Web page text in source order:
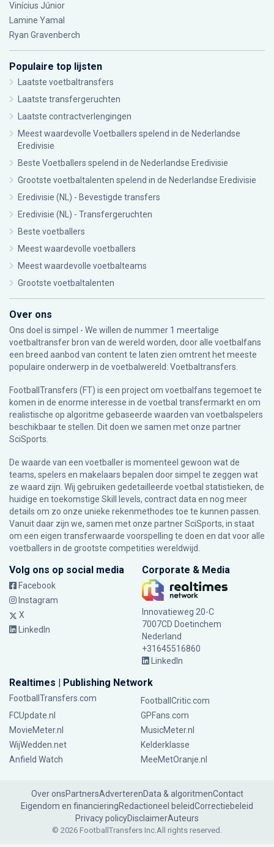
Vinícius Júnior
Lamine Yamal
Ryan Gravenberch
Populaire top lijsten
Laatste voetbaltransfers
Laatste transfergeruchten
Laatste contractverlengingen
Meest waardevolle Voetballers spelend in de Nederlandse
Eredivisie
Beste Voetballers spelend in de Nederlandse Eredivisie
Grootste voetbaltalenten spelend in de Nederlandse Eredivisie
Eredivisie (NL) - Bevestigde transfers
Eredivisie (NL) - Transfergeruchten
Beste voetballers
Meest waardevolle voetballers
Meest waardevolle voetbalteams
Grootste voetbaltalenten
Over ons
Ons doel is simpel - We willen de nummer 1 meertalige
voetbaltransfer bron van de wereld worden, door alle voetbalfans
een breed aanbod van content te laten zien omtrent het meeste
populaire onderwerp in de voetbalwereld: Voetbaltransfers.
FootballTransfers (FT) is een project om voetbalfans tegemoet te
komen in de enorme interesse in de voetbal transfermarkt en om
realistische op algoritme gebaseerde waarden van voetbalspelers
beschikbaar te stellen. Dit doen we samen met onze partner
SciSports
De waarde van een voetballer is momenteel gewoon wat de
teams, spelers en makelaars bepalen door simpel te zeggen wat
ze waard zijn. Wij gebruiken gedetailleerde voetbal statistieken, de
huidige en toekomstige Skill levels, contract data en nog meer
details om zo onze unieke rekenmethodes toe te kunnen passen.
Vanuit daar zijn we, samen met onze partner SciSports, in staat
om een eigen transferwaarde voorspelling te doen en dat voor alle
voetballers in de grootste competities wereldwijd.
Volg ons op social media
Facebook
Instagram
X
LinkedIn
Corporate & Media
Innovatieweg 20-C
7007CD Doetinchem
Nederland
+31645516860
LinkedIn
Realtimes | Publishing Network
FootballTransfers.com
FootballCritic.com
FCUpdate.nl
GPFans.com
MovieMeter.nl
MusicMeter.nl
WijWedden.net
Kelderklasse
Anfield Watch
MeeMetOranje.nl
Over onsPartnersAdverterenData & algoritmenContact
Eigendom en financieringRedactioneel beleidCorrectiebeleid
Privacy policyDisclaimerAuteurs
© 2026 FootballTransfers Inc.All rights reserved.